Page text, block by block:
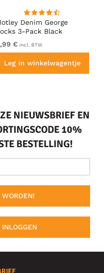
Denim George
3-Pack Black
€ incl. BTW
Leg in winkelwagentje
NIEUWSBRIEF EN
10%
BESTELLING!